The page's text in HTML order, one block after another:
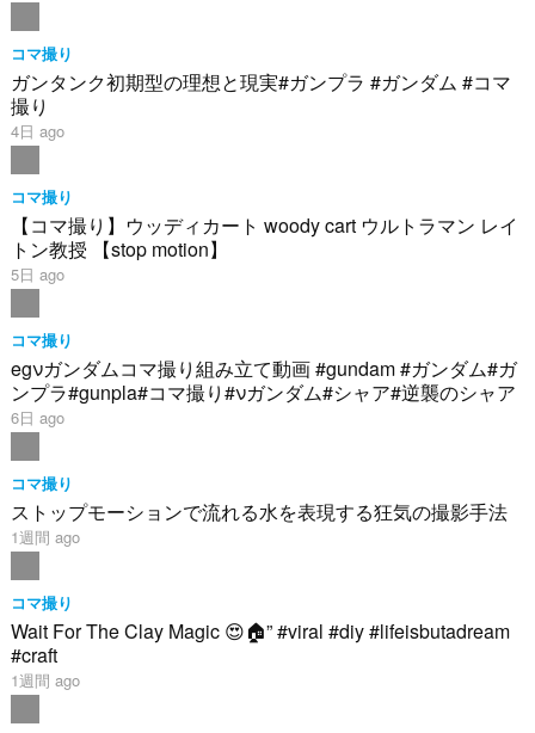
コマ撮り
ガンタンク初期型の理想と現実#ガンプラ #ガンダム #コマ
撮り
4日 ago
コマ撮り
【コマ撮り】ウッディカート woody cart ウルトラマン レイ
トン教授 【stop motion】
5日 ago
コマ撮り
egνガンダムコマ撮り組み立て動画 #gundam #ガンダム#ガ
ンプラ#gunpla#コマ撮り#νガンダム#シャア#逆襲のシャア
6日 ago
コマ撮り
ストップモーションで流れる水を表現する狂気の撮影手法
1週間 ago
コマ撮り
Wait For The Clay Magic 😍🏠” #viral #diy #lifeisbutadream
#craft
1週間 ago